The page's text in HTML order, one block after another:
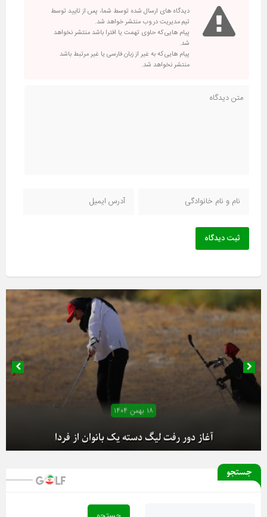
دیدگاه های ارسال شده توسط شما، پس از تایید توسط
تیم مدیریت در وب منتشر خواهد شد.
پیام هایی که حاوی تهمت یا افترا باشد منتشر نخواهد
شد.
پیام هایی که به غیر از زبان فارسی یا غیر مرتبط باشد
منتشر نخواهد شد.
ثبت دیدگاه
۱۸ بهمن ۱۴۰۴
آغاز دور رفت لیگ دسته یک بانوان از فردا
جستجو